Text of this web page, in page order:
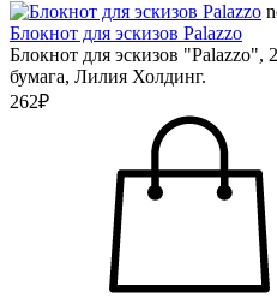
Блокнот для эскизов Palazzo
Блокнот для эскизов "Palazzo",
бумага, Лилия Холдинг.
262₽